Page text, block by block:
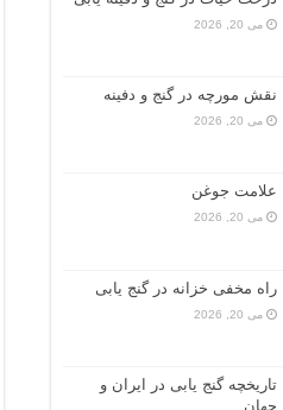
می 20, 2026
نقش مورچه در گنج و دفینه
می 20, 2026
علامت جوغن
می 20, 2026
راه مخفی خزانه در گنج یابی
می 20, 2026
تاریخچه گنج‌ یابی در ایران و
جهان